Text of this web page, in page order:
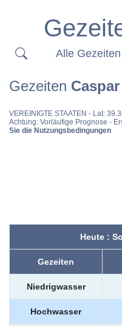
Alle
Gezeiten Caspar
VEREINIGTE STAATEN - Lat:
Achtung: Vorläufige Prognose -
Sie die Nutzungsbedingungen
Heute :
Gezeiten
Niedrigwasser
Hochwasser